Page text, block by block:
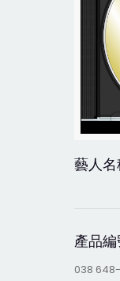
藝人
產品
038